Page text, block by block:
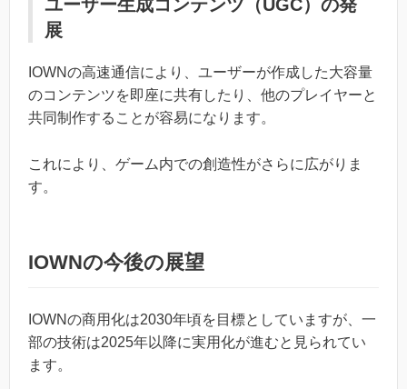
ユーザー生成コンテンツ（UGC）の発
展
IOWNの高速通信により、ユーザーが作成した大容量
のコンテンツを即座に共有したり、他のプレイヤーと
共同制作することが容易になります。
これにより、ゲーム内での創造性がさらに広がりま
す。
IOWNの今後の展望
IOWNの商用化は2030年頃を目標としていますが、一
部の技術は2025年以降に実用化が進むと見られてい
ます。